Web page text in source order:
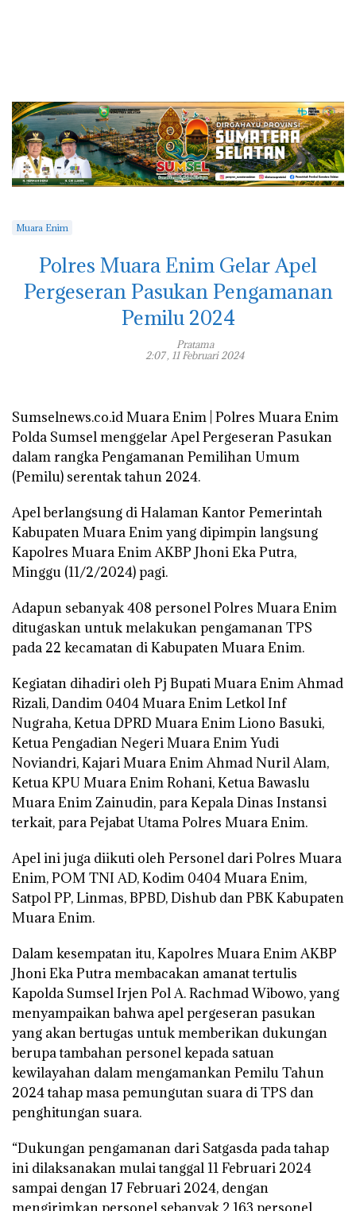
Muara Enim
Polres Muara Enim Gelar Apel
Pergeseran Pasukan Pengamanan
Pemilu 2024
Pratama
2:07 , 11 Februari 2024
Sumselnews.co.id Muara Enim | Polres Muara Enim
Polda Sumsel menggelar Apel Pergeseran Pasukan
dalam rangka Pengamanan Pemilihan Umum
(Pemilu) serentak tahun 2024.
Apel berlangsung di Halaman Kantor Pemerintah
Kabupaten Muara Enim yang dipimpin langsung
Kapolres Muara Enim AKBP Jhoni Eka Putra,
Minggu (11/2/2024) pagi.
Adapun sebanyak 408 personel Polres Muara Enim
ditugaskan untuk melakukan pengamanan TPS
pada 22 kecamatan di Kabupaten Muara Enim.
Kegiatan dihadiri oleh Pj Bupati Muara Enim Ahmad
Rizali, Dandim 0404 Muara Enim Letkol Inf
Nugraha, Ketua DPRD Muara Enim Liono Basuki,
Ketua Pengadian Negeri Muara Enim Yudi
Noviandri, Kajari Muara Enim Ahmad Nuril Alam,
Ketua KPU Muara Enim Rohani, Ketua Bawaslu
Muara Enim Zainudin, para Kepala Dinas Instansi
terkait, para Pejabat Utama Polres Muara Enim.
Apel ini juga diikuti oleh Personel dari Polres Muara
Enim, POM TNI AD, Kodim 0404 Muara Enim,
Satpol PP, Linmas, BPBD, Dishub dan PBK Kabupaten
Muara Enim.
Dalam kesempatan itu, Kapolres Muara Enim AKBP
Jhoni Eka Putra membacakan amanat tertulis
Kapolda Sumsel Irjen Pol A. Rachmad Wibowo, yang
menyampaikan bahwa apel pergeseran pasukan
yang akan bertugas untuk memberikan dukungan
berupa tambahan personel kepada satuan
kewilayahan dalam mengamankan Pemilu Tahun
2024 tahap masa pemungutan suara di TPS dan
penghitungan suara.
“Dukungan pengamanan dari Satgasda pada tahap
ini dilaksanakan mulai tanggal 11 Februari 2024
sampai dengan 17 Februari 2024, dengan